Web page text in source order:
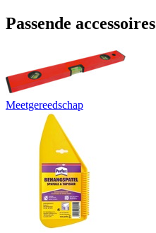
Passende accessoires
Meetgereedschap